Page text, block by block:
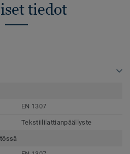
tiedot
EN 1307
Tekstiililattianpäällyste